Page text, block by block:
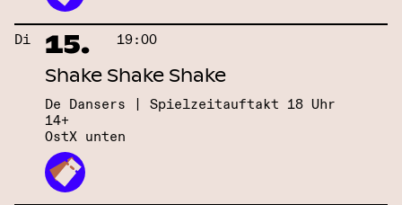
Di 15. 19:00
Shake Shake Shake
De Dansers | Spielzeitauftakt 18 Uhr
14+
OstX unten